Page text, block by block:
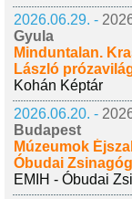
2026.06.29. -
Gyula
Minduntalan.
László
Kohán Képtár
2026.06.20. -
Budapest
Múzeumok
Óbudai
EMIH - Óbudai